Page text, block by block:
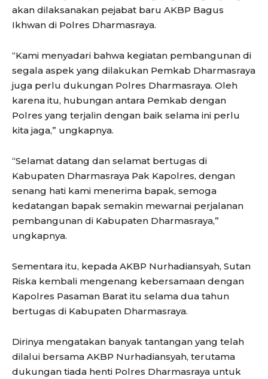
akan dilaksanakan pejabat baru AKBP Bagus
Ikhwan di Polres Dharmasraya.
“Kami menyadari bahwa kegiatan pembangunan di
segala aspek yang dilakukan Pemkab Dharmasraya
juga perlu dukungan Polres Dharmasraya. Oleh
karena itu, hubungan antara Pemkab dengan
Polres yang terjalin dengan baik selama ini perlu
kita jaga,” ungkapnya.
“Selamat datang dan selamat bertugas di
Kabupaten Dharmasraya Pak Kapolres, dengan
senang hati kami menerima bapak, semoga
kedatangan bapak semakin mewarnai perjalanan
pembangunan di Kabupaten Dharmasraya,”
ungkapnya.
Sementara itu, kepada AKBP Nurhadiansyah, Sutan
Riska kembali mengenang kebersamaan dengan
Kapolres Pasaman Barat itu selama dua tahun
bertugas di Kabupaten Dharmasraya.
Dirinya mengatakan banyak tantangan yang telah
dilalui bersama AKBP Nurhadiansyah, terutama
dukungan tiada henti Polres Dharmasraya untuk